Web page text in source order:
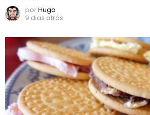
porHugo
9 dias atrás